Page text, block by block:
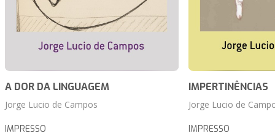
A DOR DA LINGUAGEM
Jorge Lucio de Campos
IMPRESSO
IMPERTINÊNCIAS
Jorge Lucio de
IMPRESSO